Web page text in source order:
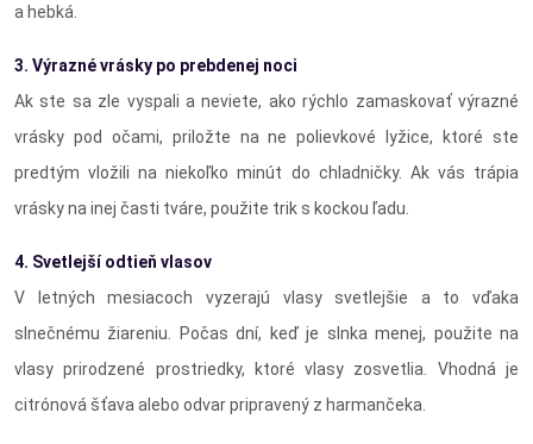
a hebká.
3. Výrazné vrásky po prebdenej noci
Ak ste sa zle vyspali a neviete, ako rýchlo zamaskovať výrazné
vrásky pod očami, priložte na ne polievkové lyžice, ktoré ste
predtým vložili na niekoľko minút do chladničky. Ak vás trápia
vrásky na inej časti tváre, použite trik s kockou ľadu.
4. Svetlejší odtieň vlasov
V letných mesiacoch vyzerajú vlasy svetlejšie a to vďaka
slnečnému žiareniu. Počas dní, keď je slnka menej, použite na
vlasy prirodzené prostriedky, ktoré vlasy zosvetlia. Vhodná je
citrónová šťava alebo odvar pripravený z harmančeka.